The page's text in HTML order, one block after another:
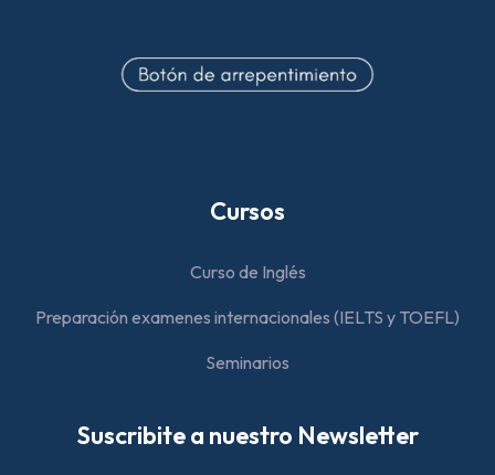
Cursos
Curso de Inglés
Preparación examenes internacionales (IELTS y TOEFL)
Seminarios
Suscribite a nuestro Newsletter